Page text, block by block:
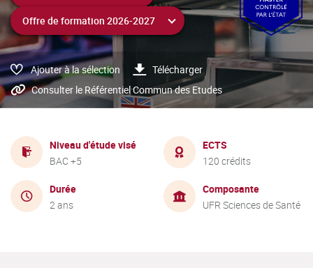
Ajouter à la sélection
Télécharger
Consulter le Référentiel Commun des Etudes
Niveau d'étude visé
BAC +5
ECTS
120 crédits
Durée
2 ans
Composante
UFR Sciences de Santé